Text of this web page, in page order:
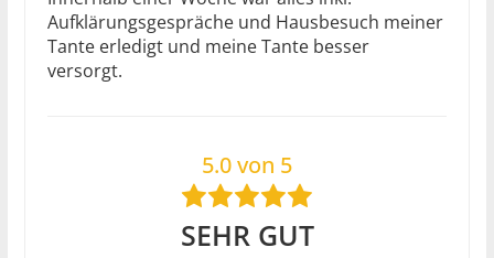
Aufklärungsgespräche und Hausbesuch meiner
Tante erledigt und meine Tante besser
versorgt.
5.0 von 5
SEHR GUT